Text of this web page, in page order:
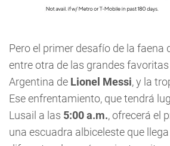
Pero el primer desafío de la faena
entre otra de las grandes
Argentina de Lionel Messi, y la
Ese enfrentamiento, que tendrá
Lusail a las 5:00 a.m., ofrecerá el
una escuadra albiceleste que